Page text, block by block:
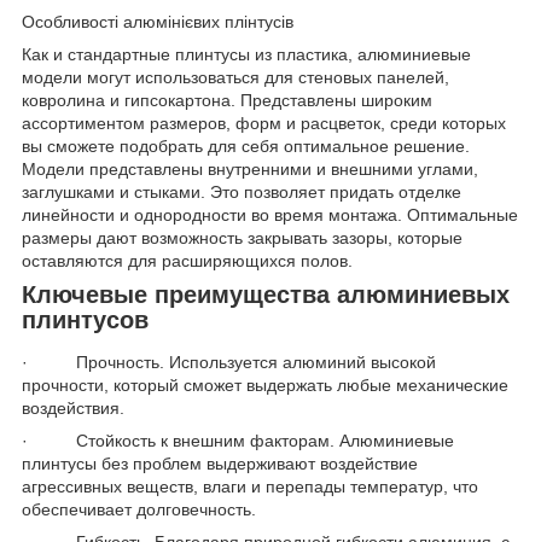
Особливості алюмінієвих плінтусів
Как и стандартные плинтусы из пластика, алюминиевые
модели могут использоваться для стеновых панелей,
ковролина и гипсокартона. Представлены широким
ассортиментом размеров, форм и расцветок, среди которых
вы сможете подобрать для себя оптимальное решение.
Модели представлены внутренними и внешними углами,
заглушками и стыками. Это позволяет придать отделке
линейности и однородности во время монтажа. Оптимальные
размеры дают возможность закрывать зазоры, которые
оставляются для расширяющихся полов.
Ключевые преимущества алюминиевых
плинтусов
· Прочность. Используется алюминий высокой
прочности, который сможет выдержать любые механические
воздействия.
· Стойкость к внешним факторам. Алюминиевые
плинтусы без проблем выдерживают воздействие
агрессивных веществ, влаги и перепады температур, что
обеспечивает долговечность.